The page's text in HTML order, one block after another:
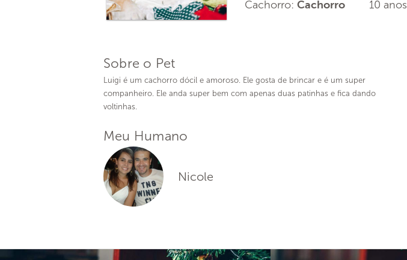
Cachorro: Cachorro 10 anos
Sobre o Pet
Luigi é um cachorro dócil e amoroso. Ele gosta de brincar e é um super
companheiro. Ele anda super bem com apenas duas patinhas e fica dando
voltinhas.
Meu Humano
Nicole